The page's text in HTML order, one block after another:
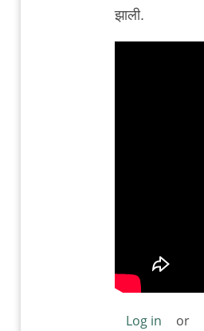
reply
to
झाली.
Log in or